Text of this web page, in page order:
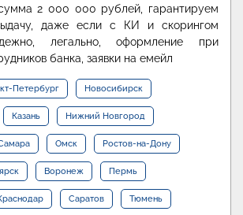
2 000 000 рублей, гарантируем
даже если с КИ и скорингом
легально, оформление при
банка, заявки на емейл
Петербург Новосибирск
Казань Нижний Новгород
Омск Ростов-на-Дону
Воронеж Пермь
Саратов Тюмень